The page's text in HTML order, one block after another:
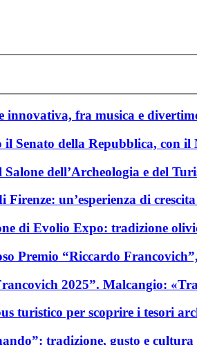
innovativa, fra musica e
Senato della Repubblica, con
dell’Archeologia e del
un’esperienza di
di Evolio Expo: tradizione
Premio “Riccardo
2025”. Malcangio:
turistico per scoprire i tesori
tradizione, gusto e